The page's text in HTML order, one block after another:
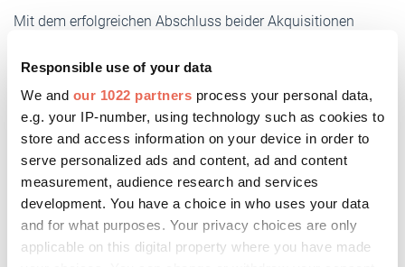
Responsible use of your data
We and our 1022 partners process your personal data,
e.g. your IP-number, using technology such as cookies to
store and access information on your device in order to
serve personalized ads and content, ad and content
measurement, audience research and services
development. You have a choice in who uses your data
and for what purposes. Your privacy choices are only
applicable on this digital property where you have made
Mit dem erfolgreichen Abschluss beider Akquisitionen
der Fenstersoftwarebranche und setzt damit den
Grundstein für weiteres Wachstum, Innovation und
Kundenerfolg in den kommenden Jahren.
Weitere Informationen:
orgadata.com
forterro.com